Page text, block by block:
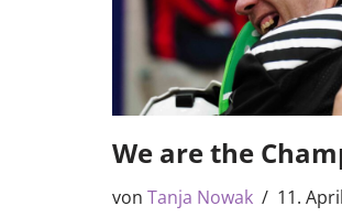
We are the
von Tanja Nowak 11.